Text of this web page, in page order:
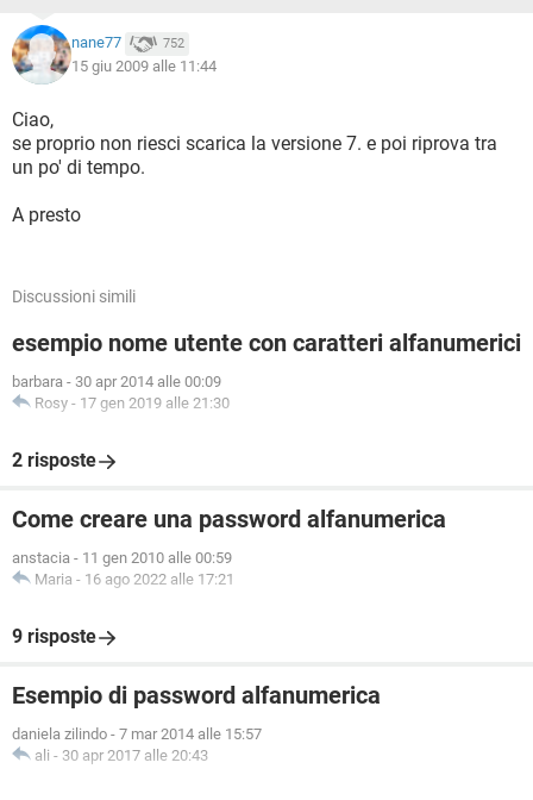
nane77 752
15 giu 2009 alle 11:44
Ciao,
se proprio non riesci scarica la versione 7. e poi riprova tra
un po' di tempo.
A presto
Discussioni simili
esempio nome utente con caratteri alfanumerici
barbara - 30 apr 2014 alle 00:09
Rosy - 17 gen 2019 alle 21:30
2 risposte
Come creare una password alfanumerica
anstacia - 11 gen 2010 alle 00:59
Maria - 16 ago 2022 alle 17:21
9 risposte
Esempio di password alfanumerica
daniela zilindo - 7 mar 2014 alle 15:57
ali - 30 apr 2017 alle 20:43